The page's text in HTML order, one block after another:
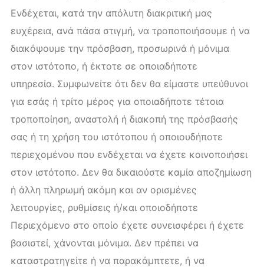
Ενδέχεται, κατά την απόλυτη διακριτική μας
ευχέρεια, ανά πάσα στιγμή, να τροποποιήσουμε ή να
διακόψουμε την πρόσβαση, προσωρινά ή μόνιμα
στον ιστότοπο, ή έκτοτε σε οποιαδήποτε
υπηρεσία. Συμφωνείτε ότι δεν θα είμαστε υπεύθυνοι
για εσάς ή τρίτο μέρος για οποιαδήποτε τέτοια
τροποποίηση, αναστολή ή διακοπή της πρόσβασής
σας ή τη χρήση του ιστότοπου ή οποιουδήποτε
περιεχομένου που ενδέχεται να έχετε κοινοποιήσει
στον ιστότοπο. Δεν θα δικαιούστε καμία αποζημίωση
ή άλλη πληρωμή ακόμη και αν ορισμένες
λειτουργίες, ρυθμίσεις ή/και οποιοδήποτε
Περιεχόμενο στο οποίο έχετε συνεισφέρει ή έχετε
βασιστεί, χάνονται μόνιμα. Δεν πρέπει να
καταστρατηγείτε ή να παρακάμπτετε, ή να